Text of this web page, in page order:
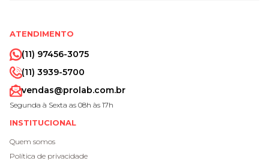
ATENDIMENTO
(11) 97456-3075
(11) 3939-5700
vendas@prolab.com.br
Segunda à Sexta as 08h às 17h
INSTITUCIONAL
Quem somos
Política de privacidade